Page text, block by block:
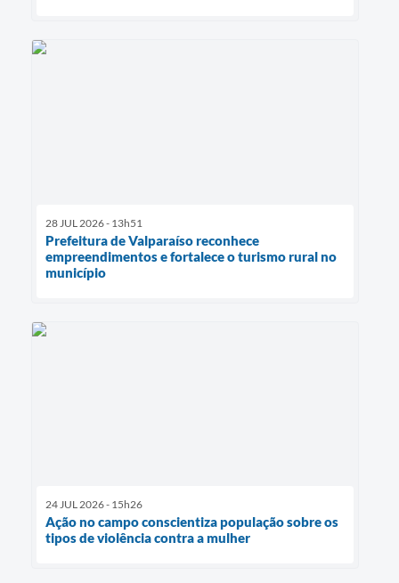
28 JUL 2026 - 13h51
Prefeitura de Valparaíso reconhece
empreendimentos e fortalece o turismo rural no
município
24 JUL 2026 - 15h26
Ação no campo conscientiza população sobre os
tipos de violência contra a mulher